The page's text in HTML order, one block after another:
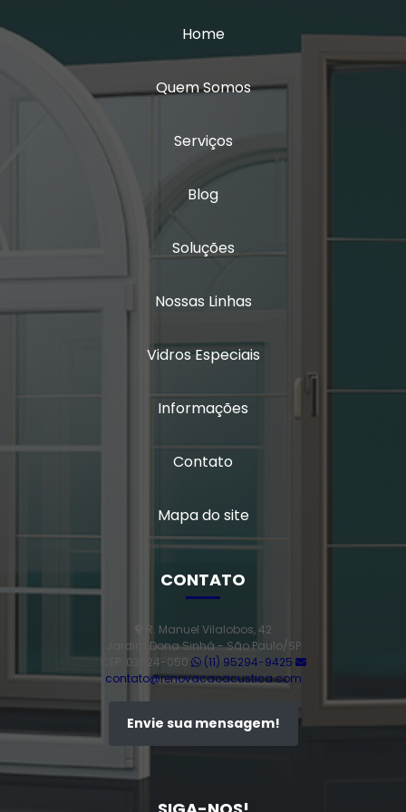
Vidro isolamento acústico
Vidro laminado triplo
Home
Quem Somos
Serviços
Blog
Soluções
Nossas Linhas
Vidros Especiais
Informações
Contato
Mapa do site
CONTATO
R. Manuel Vilalobos, 42
Jardim Dona Sinhá - São Paulo/SP
CEP: 03924-050
(11) 95294-9425
contato@renovacaoacustica.com
Envie sua mensagem!